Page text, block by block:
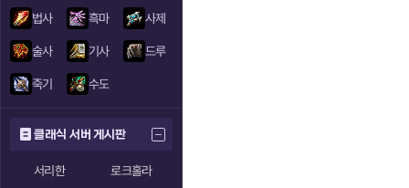
법사 흑마 사제
술사 기사 드루
죽기 수도
클래식 서버 게시판
서리한
로크홀라